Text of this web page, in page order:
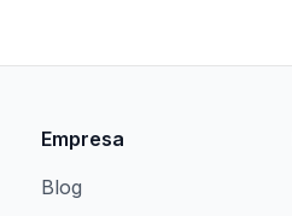
Empresa
Blog